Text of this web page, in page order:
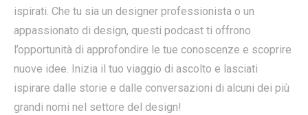
ispirati. Che tu sia un designer professionista o un
appassionato di design, questi podcast ti offrono
l’opportunità di approfondire le tue conoscenze e scoprire
nuove idee. Inizia il tuo viaggio di ascolto e lasciati
ispirare dalle storie e dalle conversazioni di alcuni dei più
grandi nomi nel settore del design!